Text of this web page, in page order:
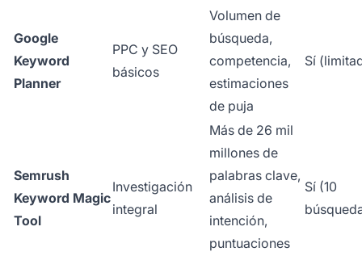
Google
Keyword
Planner
PPC y SEO
básicos
Volumen de
búsqueda,
competencia,
estimaciones
de puja
Sí
Semrush
Keyword Magic
Tool
Investigación
integral
Más de 26 mil
millones de
palabras clave,
análisis de
intención,
puntuaciones
Sí (10